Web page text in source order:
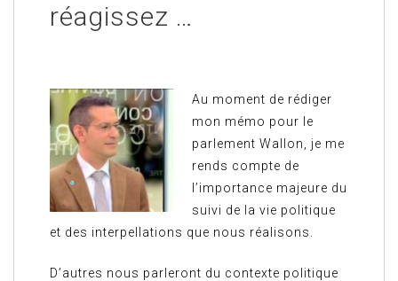
réagissez …
Au moment de rédiger
mon mémo pour le
parlement Wallon, je me
rends compte de
l’importance majeure du
suivi de la vie politique
et des interpellations que nous réalisons.
D’autres nous parleront du contexte politique